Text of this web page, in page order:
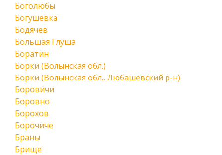
Боголюбы
Богушевка
Бодячев
Большая Глуша
Боратин
Борки (Волынская обл.)
Борки (Волынская обл., Любашевский р-н)
Боровичи
Боровно
Борохов
Борочиче
Браны
Брище